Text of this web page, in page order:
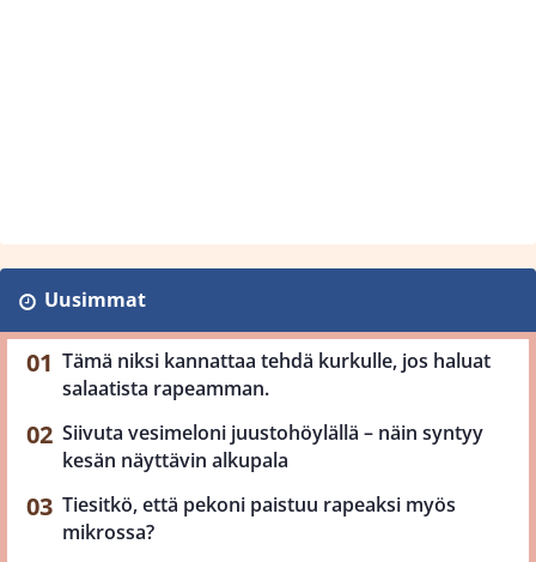
Uusimmat
Tämä niksi kannattaa tehdä kurkulle, jos haluat
salaatista rapeamman.
Siivuta vesimeloni juustohöylällä – näin syntyy
kesän näyttävin alkupala
Tiesitkö, että pekoni paistuu rapeaksi myös
mikrossa?